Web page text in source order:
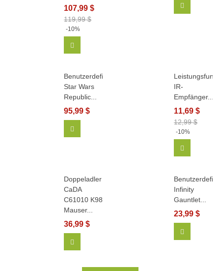
107,99 $
119,99 $
-10%
Benutzerdefinierte
Star Wars
Republic...
95,99 $
IR-
Empfänger...
11,69 $
12,99 $
-10%
Doppeladler
CaDA
C61010 K98
Mauser...
36,99 $
Infinity
Gauntlet...
23,99 $